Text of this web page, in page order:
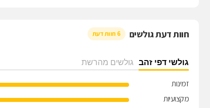
חוות דעת גולשים 6 חוות דעת
גולשי דפי זהב גולשים מהרשת
זמינות
מקצועיות